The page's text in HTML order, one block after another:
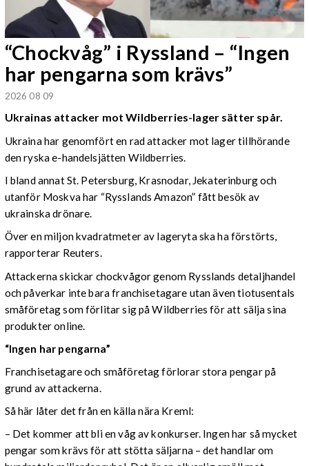
“Chockvåg” i Ryssland – “Ingen
har pengarna som krävs”
2026 08 09
Ukrainas attacker mot Wildberries-lager sätter spår.
Ukraina har genomfört en rad attacker mot lager tillhörande
den ryska e-handelsjätten Wildberries.
I bland annat St. Petersburg, Krasnodar, Jekaterinburg och
utanför Moskva har “Rysslands Amazon” fått besök av
ukrainska drönare.
Över en miljon kvadratmeter av lageryta ska ha förstörts,
rapporterar Reuters.
Attackerna skickar chockvågor genom Rysslands detaljhandel
och påverkar inte bara franchisetagare utan även tiotusentals
småföretag som förlitar sig på Wildberries för att sälja sina
produkter online.
“Ingen har pengarna”
Franchisetagare och småföretag förlorar stora pengar på
grund av attackerna.
Så här låter det från en källa nära Kreml:
– Det kommer att bli en våg av konkurser. Ingen har så mycket
pengar som krävs för att stötta säljarna – det handlar om